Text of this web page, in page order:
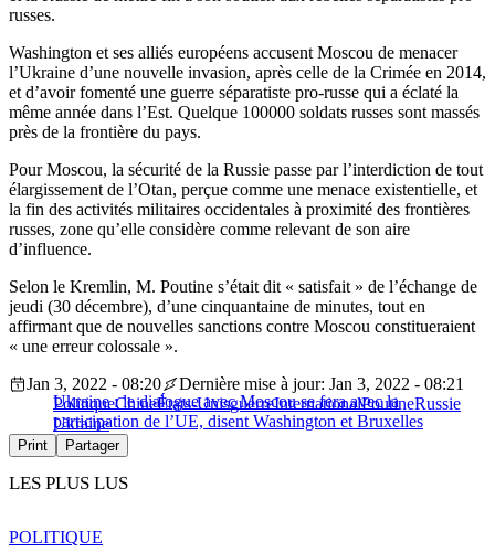
russes.
Washington et ses alliés européens accusent Moscou de menacer
l’Ukraine d’une nouvelle invasion, après celle de la Crimée en 2014,
et d’avoir fomenté une guerre séparatiste pro-russe qui a éclaté la
même année dans l’Est. Quelque 100000 soldats russes sont massés
près de la frontière du pays.
Pour Moscou, la sécurité de la Russie passe par l’interdiction de tout
élargissement de l’Otan, perçue comme une menace existentielle, et
la fin des activités militaires occidentales à proximité des frontières
russes, zone qu’elle considère comme relevant de son aire
d’influence.
Selon le Kremlin, M. Poutine s’était dit « satisfait » de l’échange de
jeudi (30 décembre), d’une cinquantaine de minutes, tout en
affirmant que de nouvelles sanctions contre Moscou constitueraient
« une erreur colossale ».
Ukraine : le dialogue avec Moscou se fera avec la
participation de l’UE, disent Washington et Bruxelles
Jan 3, 2022 - 08:20
Dernière mise à jour: Jan 3, 2022 - 08:21
PolitiqueChineÉtats-UnisguerreInternationalPoutineRussie
Ukraine
Print Partager
LES PLUS LUS
POLITIQUE